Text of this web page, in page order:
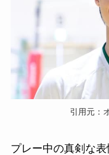
引用元：
プレー中の真剣な